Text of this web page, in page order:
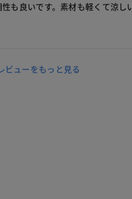
も良いです。素材も軽くて涼し
ビューをもっと見る